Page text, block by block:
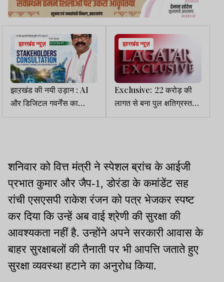
झारखंड न्यूज़
झाऱखंड की नयी उड़ान : AI
और डिजिटल गवर्नेंस का
राष्ट्रीय विजन पेश करेंगे CM
झारखंड न्यूज़
Exclusive: 22 करोड़ की
लागत से बना पुल क्षतिग्रस्त
हुआ पर ACB को कोई दोषी
शनिवार को वित्त मंत्री ने स्पेशल ब्रांच के आईजी
प्रभात कुमार और जैप-1, डोरंडा के कमांडेंट सह
रांची एसएसपी राकेश रंजन को पत्र भेजकर स्पष्ट
कर दिया कि उन्हें अब वाई श्रेणी की सुरक्षा की
आवश्यकता नहीं है. उन्होंने अपने सरकारी आवास के
बाहर सुरक्षाबलों की तैनाती पर भी आपत्ति जताते हुए
सुरक्षा व्यवस्था हटाने का अनुरोध किया.